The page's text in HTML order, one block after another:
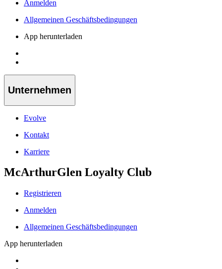
Anmelden
Allgemeinen Geschäftsbedingungen
App herunterladen
Unternehmen
Evolve
Kontakt
Karriere
McArthurGlen Loyalty Club
Registrieren
Anmelden
Allgemeinen Geschäftsbedingungen
App herunterladen